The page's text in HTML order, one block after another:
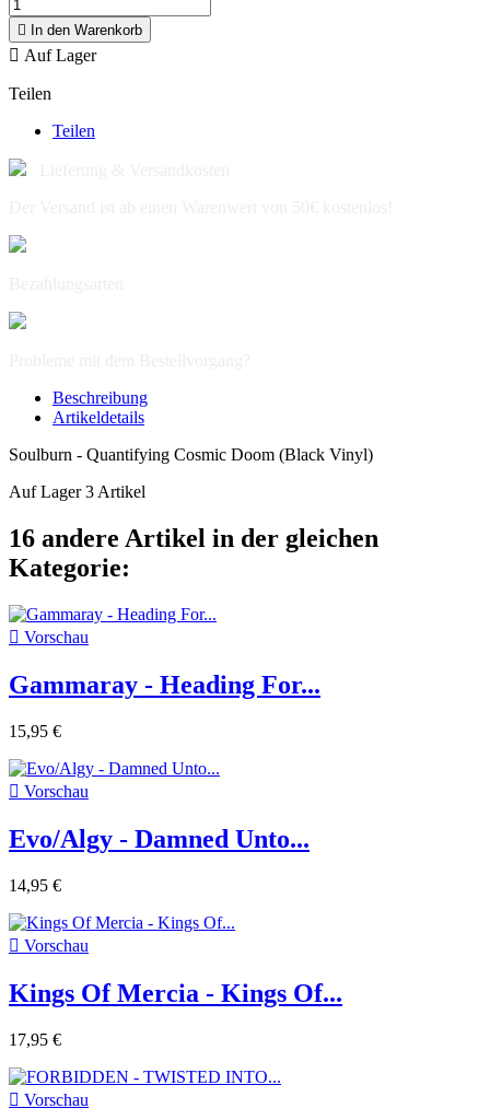
 In den Warenkorb
 Auf Lager
Teilen
Teilen
Beschreibung
Artikeldetails
Soulburn - Quantifying Cosmic Doom (Black Vinyl)
Auf Lager 3 Artikel
16 andere Artikel in der gleichen
Kategorie:
 Vorschau
Gammaray - Heading For...
15,95 €
 Vorschau
Evo/Algy - Damned Unto...
14,95 €
 Vorschau
Kings Of Mercia - Kings Of...
17,95 €
 Vorschau